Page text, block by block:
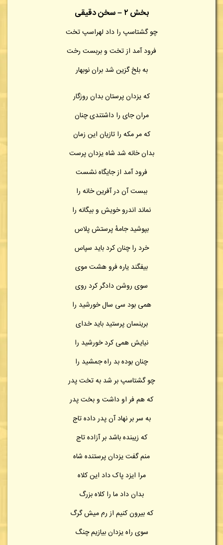
بخش ۲ – سخن دقیقی
چو گشتاسپ را داد لهراسپ تخت
فرود آمد از تخت و بربست رخت
به بلخ گزین شد بران نوبهار
که یزدان پرستان بدان روزگار
مران جای را داشتندی چنان
که مر مکه را تازیان این زمان
بدان خانه شد شاه یزدان پرست
فرود آمد از جایگاه نشست
ببست آن در آفرین خانه را
نماند اندرو خویش و بیگانه را
بپوشید جامهٔ پرستش پلاس
خرد را چنان کرد باید سپاس
بیفگند یاره فرو هشت موی
سوی روشن دادگر کرد روی
همی بود سی سال خورشید را
برینسان پرستید باید خدای
نیایش همی کرد خورشید را
چنان بوده بد راه جمشید را
چو گشتاسپ بر شد به تخت پدر
که هم فر او داشت و بخت پدر
به سر بر نهاد آن پدر داده تاج
که زیبنده باشد بر آزاده تاج
منم گفت یزدان پرستنده شاه
مرا ایزد پاک داد این کلاه
بدان داد ما را کلاه بزرگ
که بیرون کنیم از رم میش گرگ
سوی راه یزدان بیازیم چنگ